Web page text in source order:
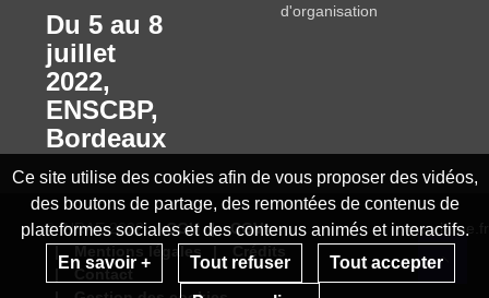
Ce site utilise des cookies afin de vous proposer des vidéos,
des boutons de partage, des remontées de contenus de
plateformes sociales et des contenus animés et interactifs.
En savoir +
Tout refuser Tout accepter
Du 5 au 8
juillet
2022,
ENSCBP,
Bordeaux
d'organisation
© INRAE 2022 CGU
CGV
Contact
www.inrae.fr